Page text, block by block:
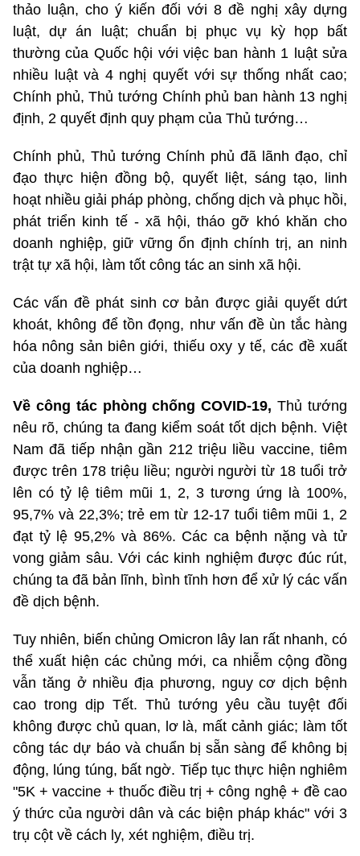
thảo luận, cho ý kiến đối với 8 đề nghị xây dựng
luật, dự án luật; chuẩn bị phục vụ kỳ họp bất
thường của Quốc hội với việc ban hành 1 luật sửa
nhiều luật và 4 nghị quyết với sự thống nhất cao;
Chính phủ, Thủ tướng Chính phủ ban hành 13 nghị
định, 2 quyết định quy phạm của Thủ tướng…
Chính phủ, Thủ tướng Chính phủ đã lãnh đạo, chỉ
đạo thực hiện đồng bộ, quyết liệt, sáng tạo, linh
hoạt nhiều giải pháp phòng, chống dịch và phục hồi,
phát triển kinh tế - xã hội, tháo gỡ khó khăn cho
doanh nghiệp, giữ vững ổn định chính trị, an ninh
trật tự xã hội, làm tốt công tác an sinh xã hội.
Các vấn đề phát sinh cơ bản được giải quyết dứt
khoát, không để tồn đọng, như vấn đề ùn tắc hàng
hóa nông sản biên giới, thiếu oxy y tế, các đề xuất
của doanh nghiệp…
Về công tác phòng chống COVID-19, Thủ tướng
nêu rõ, chúng ta đang kiểm soát tốt dịch bệnh. Việt
Nam đã tiếp nhận gần 212 triệu liều vaccine, tiêm
được trên 178 triệu liều; người người từ 18 tuổi trở
lên có tỷ lệ tiêm mũi 1, 2, 3 tương ứng là 100%,
95,7% và 22,3%; trẻ em từ 12-17 tuổi tiêm mũi 1, 2
đạt tỷ lệ 95,2% và 86%. Các ca bệnh nặng và tử
vong giảm sâu. Với các kinh nghiệm được đúc rút,
chúng ta đã bản lĩnh, bình tĩnh hơn để xử lý các vấn
đề dịch bệnh.
Tuy nhiên, biến chủng Omicron lây lan rất nhanh, có
thể xuất hiện các chủng mới, ca nhiễm cộng đồng
vẫn tăng ở nhiều địa phương, nguy cơ dịch bệnh
cao trong dịp Tết. Thủ tướng yêu cầu tuyệt đối
không được chủ quan, lơ là, mất cảnh giác; làm tốt
công tác dự báo và chuẩn bị sẵn sàng để không bị
động, lúng túng, bất ngờ. Tiếp tục thực hiện nghiêm
"5K + vaccine + thuốc điều trị + công nghệ + đề cao
ý thức của người dân và các biện pháp khác" với 3
trụ cột về cách ly, xét nghiệm, điều trị.